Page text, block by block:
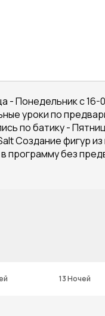
- Понедельник с 16-
уроки по
по батику -
Создание фигур
программу без
13 Ночей